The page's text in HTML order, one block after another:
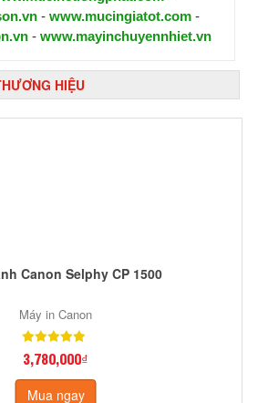
- www.mucingiatot.com-
- www.mayinchuyennhiet.vn
HIỆU
Canon Selphy CP 1500
Máy in Canon
3,780,000₫
Mua ngay